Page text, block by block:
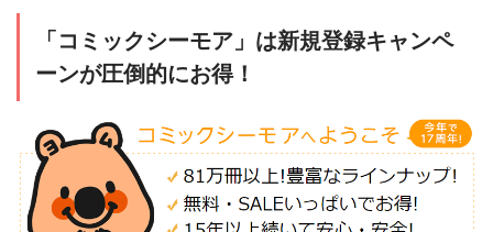
「コミックシーモア」は新規登録キャンペ
ーンが圧倒的にお得！